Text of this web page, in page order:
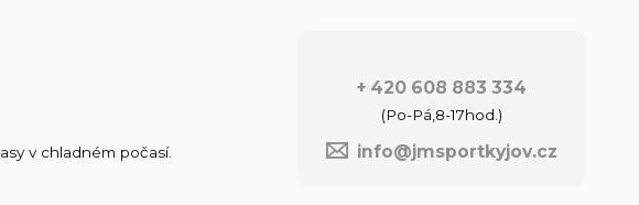
v chladném počasí.
+ 420 608 883 334
(Po-Pá,8-17hod.)
info@jmsportkyjov.cz